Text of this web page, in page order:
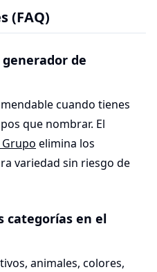
(FAQ)
de
cuando tienes
que nombrar. El
elimina los
variedad sin riesgo de
categorías en el
animales, colores,